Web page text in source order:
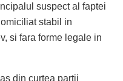
suspect al faptei
stabil in
si fara forme legale in
din curtea partii